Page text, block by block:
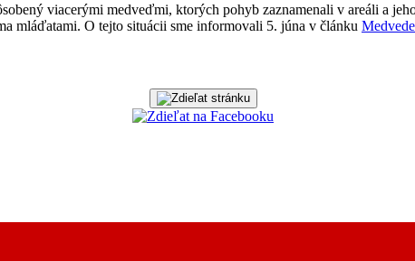
viacerými medveďmi, ktorých pohyb zaznamenali v areáli a
mláďatami. O tejto situácii sme informovali 5. júna v článku